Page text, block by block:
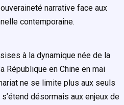
narrative face aux
contemporaine.
à la dynamique née de la
République en Chine en mai
ne se limite plus aux seuls
désormais aux enjeux de